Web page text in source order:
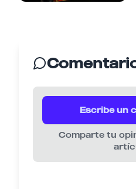
Escribe un
Comparte tu